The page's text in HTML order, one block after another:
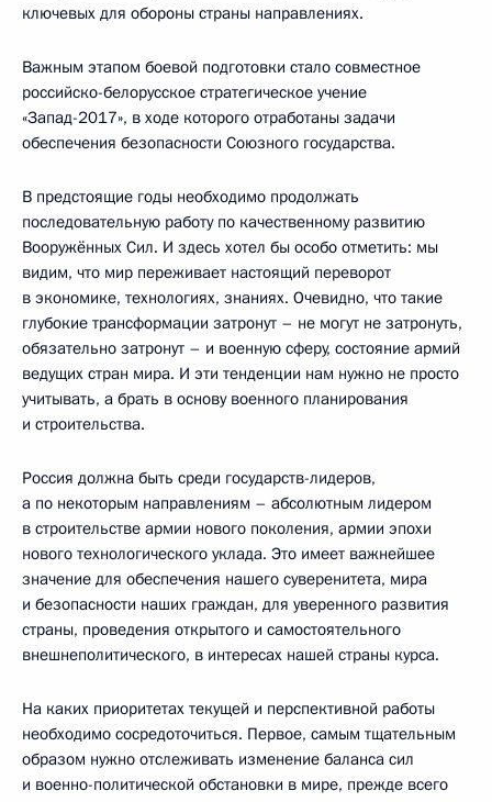
ключевых для обороны страны направлениях.
Важным этапом боевой подготовки стало совместное
российско-белорусское стратегическое учение
«Запад-2017», в ходе которого отработаны задачи
обеспечения безопасности Союзного государства.
В предстоящие годы необходимо продолжать
последовательную работу по качественному развитию
Вооружённых Сил. И здесь хотел бы особо отметить: мы
видим, что мир переживает настоящий переворот
в экономике, технологиях, знаниях. Очевидно, что такие
глубокие трансформации затронут – не могут не затронуть,
обязательно затронут – и военную сферу, состояние армий
ведущих стран мира. И эти тенденции нам нужно не просто
учитывать, а брать в основу военного планирования
и строительства.
Россия должна быть среди государств-лидеров,
а по некоторым направлениям – абсолютным лидером
в строительстве армии нового поколения, армии эпохи
нового технологического уклада. Это имеет важнейшее
значение для обеспечения нашего суверенитета, мира
и безопасности наших граждан, для уверенного развития
страны, проведения открытого и самостоятельного
внешнеполитического, в интересах нашей страны курса.
На каких приоритетах текущей и перспективной работы
необходимо сосредоточиться. Первое, самым тщательным
образом нужно отслеживать изменение баланса сил
и военно-политической обстановки в мире, прежде всего